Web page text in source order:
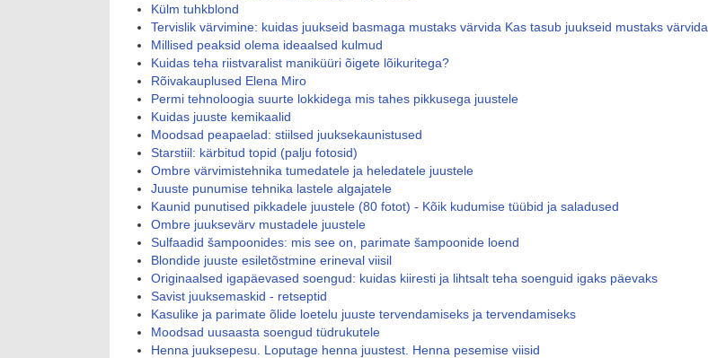
Külm tuhkblond
Tervislik värvimine: kuidas juukseid basmaga mustaks värvida Kas tasub juukseid mustaks värvida
Millised peaksid olema ideaalsed kulmud
Kuidas teha riistvaralist maniküüri õigete lõikuritega?
Rõivakauplused Elena Miro
Permi tehnoloogia suurte lokkidega mis tahes pikkusega juustele
Kuidas juuste kemikaalid
Moodsad peapaelad: stiilsed juuksekaunistused
Starstiil: kärbitud topid (palju fotosid)
Ombre värvimistehnika tumedatele ja heledatele juustele
Juuste punumise tehnika lastele algajatele
Kaunid punutised pikkadele juustele (80 fotot) - Kõik kudumise tüübid ja saladused
Ombre juuksevärv mustadele juustele
Sulfaadid šampoonides: mis see on, parimate šampoonide loend
Blondide juuste esiletõstmine erineval viisil
Originaalsed igapäevased soengud: kuidas kiiresti ja lihtsalt teha soenguid igaks päevaks
Savist juuksemaskid - retseptid
Kasulike ja parimate õlide loetelu juuste tervendamiseks ja tervendamiseks
Moodsad uusaasta soengud tüdrukutele
Henna juuksepesu. Loputage henna juustest. Henna pesemise viisid